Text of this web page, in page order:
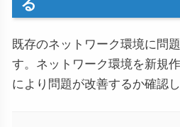
既存のネットワーク環境に問
す。ネットワーク環境を新規
により問題が改善するか確認し